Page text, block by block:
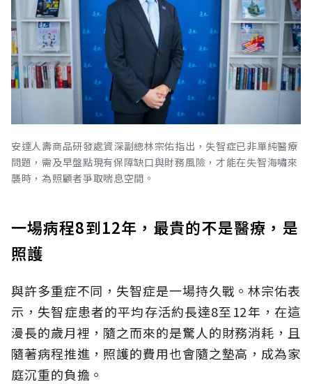
安達人壽商品研發處資深副總林宗佑指出，失智症已非單純醫療
問題，需及早盤點現有保障缺口與財務風險，才能在失智海嘯來
襲時，為照顧者爭取喘息空間。
一場病程8到12年，最貴的不是醫療，是
照護
與許多重症不同，失智症是一場持久戰。林宗佑表
示，失智症患者的平均存活約長達8至12年，在這
漫長的歲月裡，隨之而來的是驚人的財務消耗，且
隨著病程推進，照護的費用也會隨之墊高，成為家
庭沉重的負擔。